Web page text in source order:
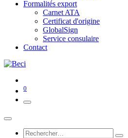
Formalités export
Carnet ATA
Certificat d'origine
GlobalSign
Service consulaire
Contact
0